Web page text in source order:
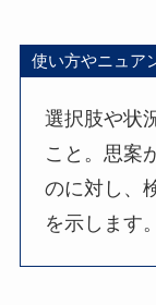
使い方やニュア
選択肢や状
こと。思案
のに対し、
を示します。